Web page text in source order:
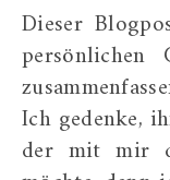
Dieser
persönlichen
Ich gedenke,
der mit mir